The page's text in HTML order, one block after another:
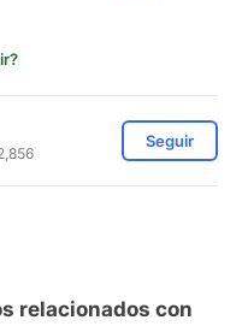
Seguir
relacionados con